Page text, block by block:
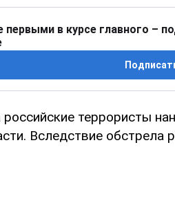
первыми в курсе главного –
террористы
Вследствие обстрела